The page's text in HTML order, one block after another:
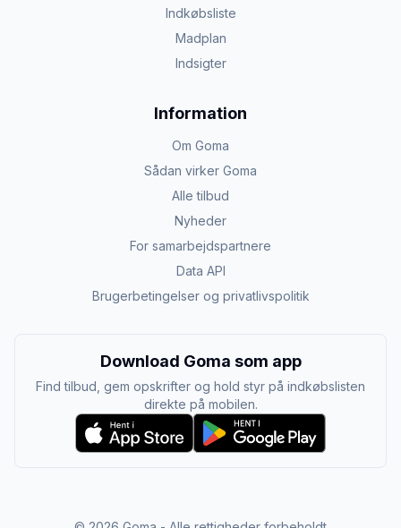
Indkøbsliste
Madplan
Indsigter
Information
Om Goma
Sådan virker Goma
Alle tilbud
Nyheder
For samarbejdspartnere
Data API
Brugerbetingelser og privatlivspolitik
Download Goma som app
Find tilbud, gem opskrifter og hold styr på indkøbslisten
direkte på mobilen.